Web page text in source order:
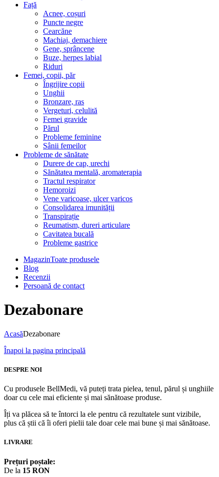
Față
Acnee, coșuri
Puncte negre
Cearcăne
Machiaj, demachiere
Gene, sprâncene
Buze, herpes labial
Riduri
Femei, copii, păr
Îngrijire copii
Unghii
Bronzare, ras
Vergeturi, celulită
Femei gravide
Părul
Probleme feminine
Sânii femeilor
Probleme de sănătate
Durere de cap, urechi
Sănătatea mentală, aromaterapia
Tractul respirator
Hemoroizi
Vene varicoase, ulcer varicos
Consolidarea imunității
Transpirație
Reumatism, dureri articulare
Cavitatea bucală
Probleme gastrice
MagazinToate produsele
Blog
Recenzii
Persoană de contact
Dezabonare
AcasăDezabonare
Înapoi la pagina principală
DESPRE NOI
Cu produsele BellMedi, vă puteți trata pielea, tenul, părul și unghiile
doar cu cele mai eficiente și mai sănătoase produse.
Îți va plăcea să te întorci la ele pentru că rezultatele sunt vizibile,
plus că știi că îi oferi pielii tale doar cele mai bune și mai sănătoase.
LIVRARE
Prețuri poștale:
De la 15 RON